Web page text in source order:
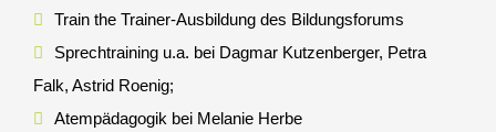
Train the Trainer-Ausbildung des Bildungsforums
Sprechtraining u.a. bei Dagmar Kutzenberger, Petra
Falk, Astrid Roenig;
Atempädagogik bei Melanie Herbe